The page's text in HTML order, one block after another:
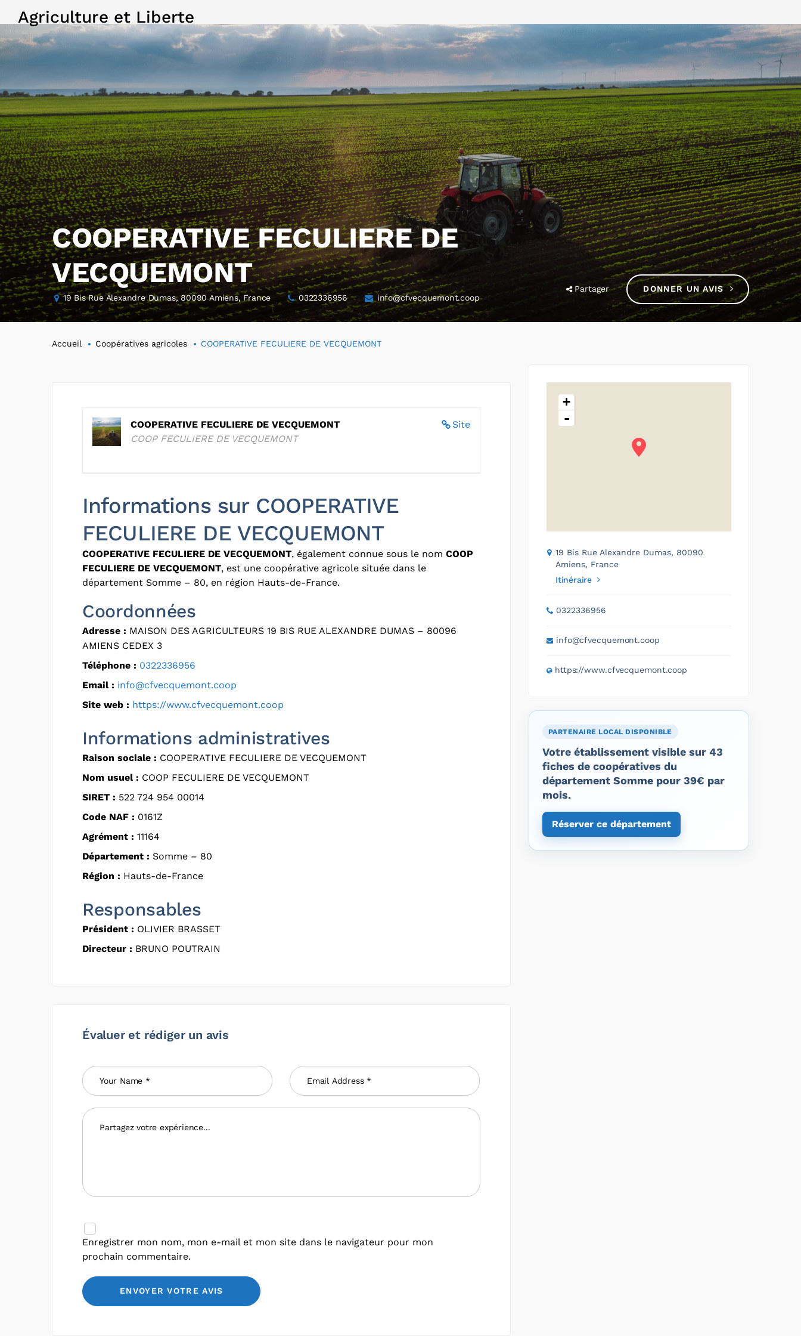
Agriculture et Liberte
COOPERATIVE FECULIERE DE
VECQUEMONT
19 Bis Rue Alexandre Dumas, 80090 Amiens, France 0322336956 info@cfvecquemont.coop
Partager DONNER UN AVIS
Accueil Coopératives agricoles COOPERATIVE FECULIERE DE VECQUEMONT
Site
COOPERATIVE FECULIERE DE VECQUEMONT
COOP FECULIERE DE VECQUEMONT
Informations sur COOPERATIVE
FECULIERE DE VECQUEMONT
COOPERATIVE FECULIERE DE VECQUEMONT, également connue sous le nom COOP
FECULIERE DE VECQUEMONT, est une coopérative agricole située dans le
département Somme – 80, en région Hauts-de-France.
Coordonnées
Adresse : MAISON DES AGRICULTEURS 19 BIS RUE ALEXANDRE DUMAS – 80096
AMIENS CEDEX 3
Téléphone : 0322336956
Email : info@cfvecquemont.coop
Site web : https://www.cfvecquemont.coop
Informations administratives
Raison sociale : COOPERATIVE FECULIERE DE VECQUEMONT
Nom usuel : COOP FECULIERE DE VECQUEMONT
SIRET : 522 724 954 00014
Code NAF : 0161Z
Agrément : 11164
Département : Somme – 80
Région : Hauts-de-France
Responsables
Président : OLIVIER BRASSET
Directeur : BRUNO POUTRAIN
Évaluer et rédiger un avis
Enregistrer mon nom, mon e-mail et mon site dans le navigateur pour mon
prochain commentaire.
+
-
19 Bis Rue Alexandre Dumas, 80090
Amiens, France
Itinéraire
0322336956
info@cfvecquemont.coop
https://www.cfvecquemont.coop
PARTENAIRE LOCAL DISPONIBLE
Votre établissement visible sur 43
fiches de coopératives du
département Somme pour 39€ par
mois.
Réserver ce département